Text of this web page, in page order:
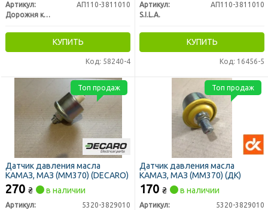
Артикул:
АП110-3811010
Дорожня карта
КУПИТЬ
Код: 58240-4
Артикул:
АП110-3811010
S.I.L.A.
КУПИТЬ
Код: 16456-5
Датчик давления масла
КАМАЗ, МАЗ (ММ370) (DECARO)
270 ₴ в наличии
Артикул:
5320-3829010
Топ продаж
Датчик давления масла
КАМАЗ, МАЗ (ММ370) (ДК)
170 ₴ в наличии
Артикул:
5320-3829010
Топ продаж